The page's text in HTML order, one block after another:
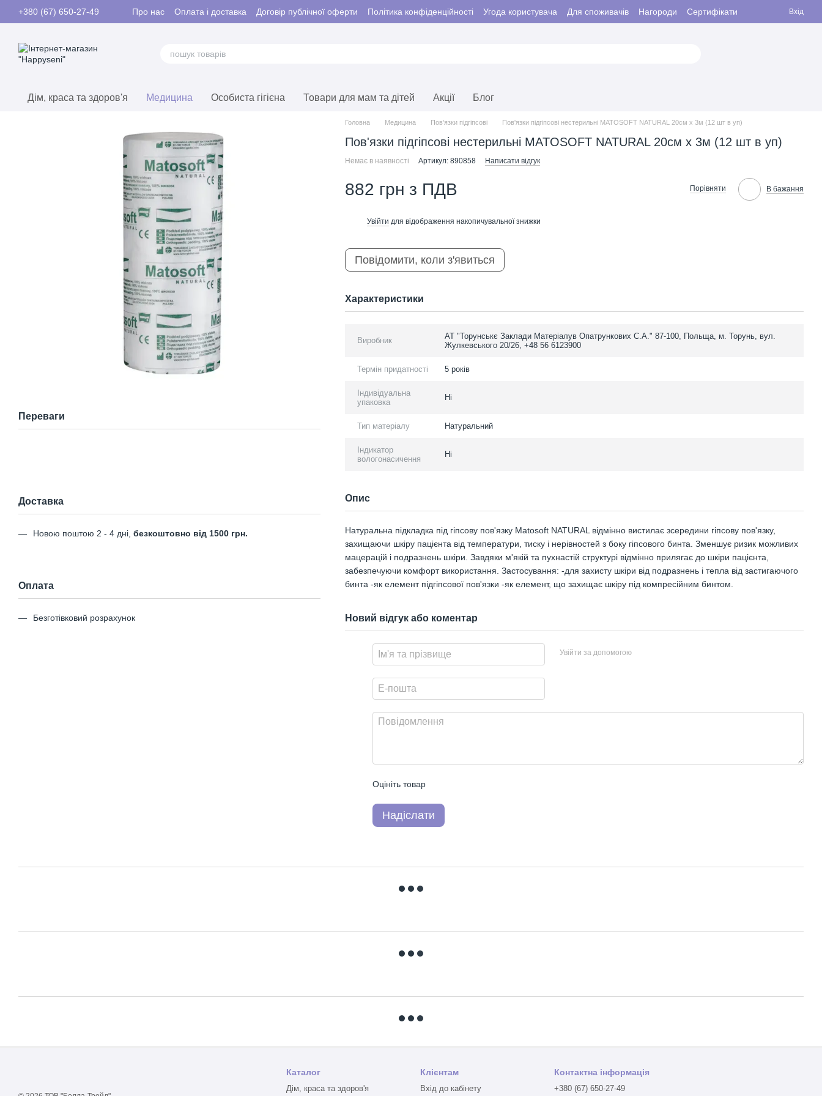
Перейти до основного контенту
+380 (67) 650-27-49 Про нас Оплата і доставка Договір публічної оферти Політика конфіденційності Угода користувача Для споживачів Нагороди
Сертифікати
Контакти
Вхід
Дім, краса та здоров'я Медицина Особиста гігієна Товари для мам та дітей Акції Блог
Переваги
Доставка
Новою поштою 2 - 4 дні, безкоштовно від 1500 грн.
Оплата
Безготівковий розрахунок
Головна Медицина Пов'язки підгіпсові Пов'язки підгіпсові нестерильнi MATOSOFT NATURAL 20см x 3м (12 шт в уп)
Пов'язки підгіпсові нестерильнi MATOSOFT NATURAL 20см x 3м (12 шт в уп)
Немає в наявності Артикул: 890858 Написати відгук
882 грн з ПДВ Порівняти В бажання
Увійти для відображення накопичувальної знижки
Повідомити, коли з'явиться
Характеристики
Виробник
АТ "Торунськє Заклади Матеріалув Опатрункових С.А." 87-100, Польща, м. Торунь, вул.
Жулкевського 20/26, +48 56 6123900
Термін придатності 5 років
Індивідуальна
упаковка
Ні
Тип матеріалу Натуральний
Індикатор
вологонасичення
Ні
Опис
Натуральна підкладка під гіпсову пов'язку Matosoft NATURAL відмінно вистилає зсередини гіпсову пов'язку,
захищаючи шкіру пацієнта від температури, тиску і нерівностей з боку гіпсового бинта. Зменшує ризик можливих
мацерацій і подразнень шкіри. Завдяки м'якій та пухнастій структурі відмінно прилягає до шкіри пацієнта,
забезпечуючи комфорт використання. Застосування: -для захисту шкіри від подразнень і тепла від застигаючого
бинта -як елемент підгіпсової пов'язки -як елемент, що захищає шкіру під компресійним бинтом.
Новий відгук або коментар
Увійти за допомогою
Оцініть товар
Надіслати
Каталог
Дім, краса та здоров'я
Клієнтам
Вхід до кабінету
Контактна інформація
+380 (67) 650-27-49